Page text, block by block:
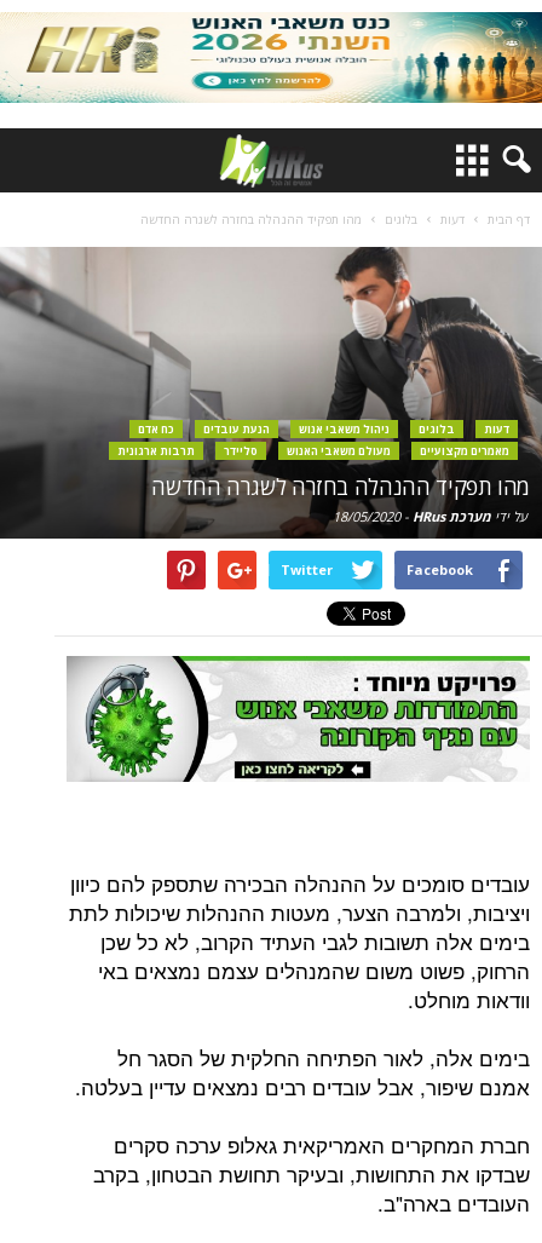
דף הבית דעות בלוגים מהו תפקיד ההנהלה בחזרה לשגרה החדשה
דעות בלוגים ניהול משאבי אנוש הנעת עובדים
כח אדם
מאמרים מקצועיים
מעולם משאבי האנוש סליידר תרבות ארגונית
מהו תפקיד ההנהלה בחזרה לשגרה החדשה
על ידי מערכת HRus -
18/05/2020
Facebook
Twitter
עובדים סומכים על ההנהלה הבכירה שתספק להם כיוון
ויציבות, ולמרבה הצער, מעטות ההנהלות שיכולות לתת
בימים אלה תשובות לגבי העתיד הקרוב, לא כל שכן
הרחוק, פשוט משום שהמנהלים עצמם נמצאים באי
וודאות מוחלט.
בימים אלה, לאור הפתיחה החלקית של הסגר חל
אמנם שיפור, אבל עובדים רבים נמצאים עדיין בעלטה.
חברת המחקרים האמריקאית גאלופ ערכה סקרים
שבדקו את התחושות, ובעיקר תחושת הבטחון, בקרב
העובדים בארה"ב.